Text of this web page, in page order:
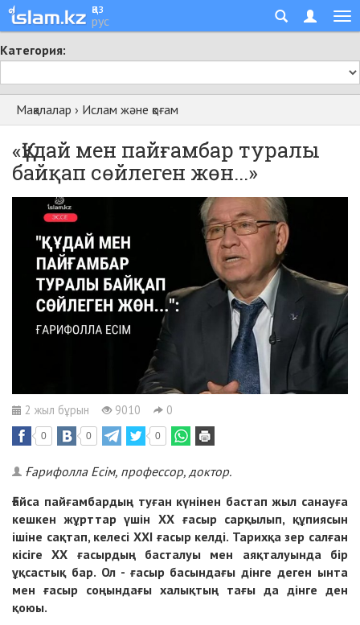
қаз
рус
Категория:
Мақалалар › Ислам және қоғам
«Құдай мен пайғамбар туралы
байқап сөйлеген жөн...»
2 жыл бұрын 9010 0
0 0 0
Ғарифолла Есім, профессор, доктор.
Ғайса пайғамбардың туған күнінен бастап жыл санауға
кешкен жұрттар үшін ХХ ғасыр сарқылып, құпиясын
ішіне сақтап, келесі ХХІ ғасыр келді. Тарихқа зер салған
кісіге ХХ ғасырдың басталуы мен аяқталуында бір
ұқсастық бар. Ол - ғасыр басындағы дінге деген ынта
мен ғасыр соңындағы халықтың тағы да дінге ден
қоюы.